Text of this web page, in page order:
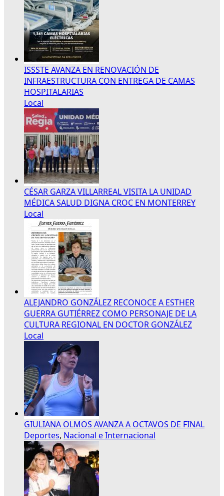
ISSSTE AVANZA EN RENOVACIÓN DE
INFRAESTRUCTURA CON ENTREGA DE CAMAS
HOSPITALARIAS
Local
CÉSAR GARZA VILLARREAL VISITA LA UNIDAD
MÉDICA SALUD DIGNA CROC EN MONTERREY
Local
ALEJANDRO GONZÁLEZ RECONOCE A ESTHER
GUERRA GUTIÉRREZ COMO PERSONAJE DE LA
CULTURA REGIONAL EN DOCTOR GONZÁLEZ
Local
GIULIANA OLMOS AVANZA A OCTAVOS DE FINAL
Deportes, Nacional e Internacional